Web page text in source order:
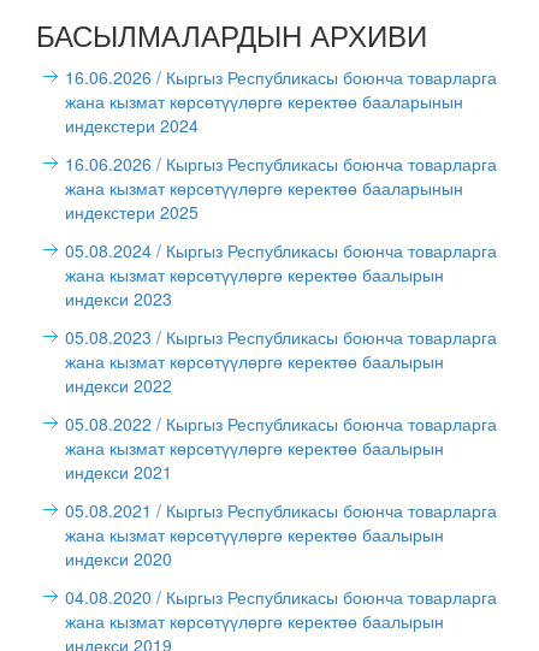
БАСЫЛМАЛАРДЫН АРХИВИ
16.06.2026 / Кыргыз Республикасы боюнча товарларга
жана кызмат көрсөтүүлөргө керектөө бааларынын
индекстери 2024
16.06.2026 / Кыргыз Республикасы боюнча товарларга
жана кызмат көрсөтүүлөргө керектөө бааларынын
индекстери 2025
05.08.2024 / Кыргыз Республикасы боюнча товарларга
жана кызмат көрсөтүүлөргө керектөө баалырын
индекси 2023
05.08.2023 / Кыргыз Республикасы боюнча товарларга
жана кызмат көрсөтүүлөргө керектөө баалырын
индекси 2022
05.08.2022 / Кыргыз Республикасы боюнча товарларга
жана кызмат көрсөтүүлөргө керектөө баалырын
индекси 2021
05.08.2021 / Кыргыз Республикасы боюнча товарларга
жана кызмат көрсөтүүлөргө керектөө баалырын
индекси 2020
04.08.2020 / Кыргыз Республикасы боюнча товарларга
жана кызмат көрсөтүүлөргө керектөө баалырын
индекси 2019